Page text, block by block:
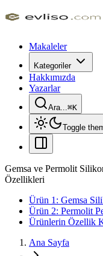
Makaleler
Kategoriler
Hakkımızda
Yazarlar
Ara...⌘K
Toggle
Gemsa ve Permolit
Özellikleri
Ürün 1: Gemsa
Ürün 2: Permolit
Ürünlerin Özellik
Ana Sayfa